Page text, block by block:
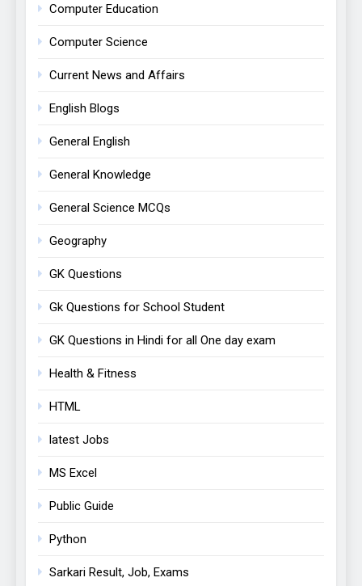
Computer Education
Computer Science
Current News and Affairs
English Blogs
General English
General Knowledge
General Science MCQs
Geography
GK Questions
Gk Questions for School Student
GK Questions in Hindi for all One day exam
Health & Fitness
HTML
latest Jobs
MS Excel
Public Guide
Python
Sarkari Result, Job, Exams